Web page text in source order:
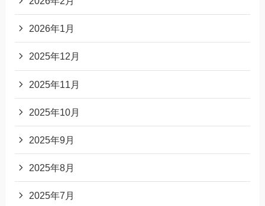
2026年1月
2025年12月
2025年11月
2025年10月
2025年9月
2025年8月
2025年7月